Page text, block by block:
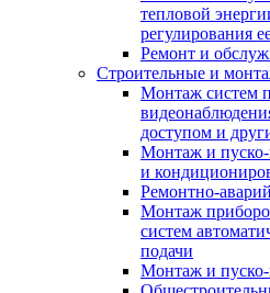
тепловой
регулирования
Ремонт и
Строительные и
Монтаж систем
доступом и
Монтаж и пуско-
и
Ремонтно-
Монтаж
систем
подачи
Монтаж и пуско-